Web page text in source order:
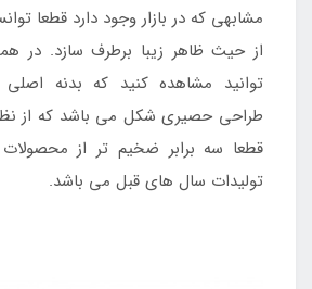
مشابهی که در بازار وجود دارد قطعا
از حیث ظاهر زیبا برطرف سازد. در
توانید مشاهده کنید که بدنه
طراحی حصیری شکل می باشد که از
قطعا سه برابر ضخیم تر از
تولیدات سال های قبل می باشد.